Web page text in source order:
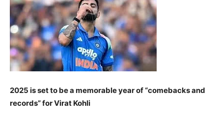
2025 is set to be a memorable year of “comebacks and
records” for Virat Kohli